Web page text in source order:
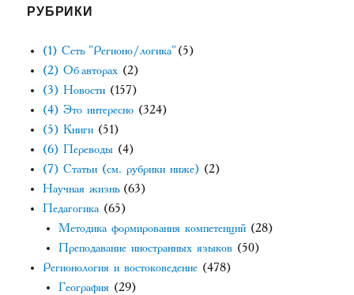
РУБРИКИ
(1) Сеть "Регионо/логика"(5)
(2) Об авторах (2)
(3) Новости (157)
(4) Это интересно (324)
(5) Книги (51)
(6) Переводы (4)
(7) Статьи (см. рубрики ниже) (2)
Научная жизнь(63)
Педагогика (65)
Методика формирования компетенций (28)
Преподавание иностранных языков (50)
Регионология и востоковедение (478)
География (29)